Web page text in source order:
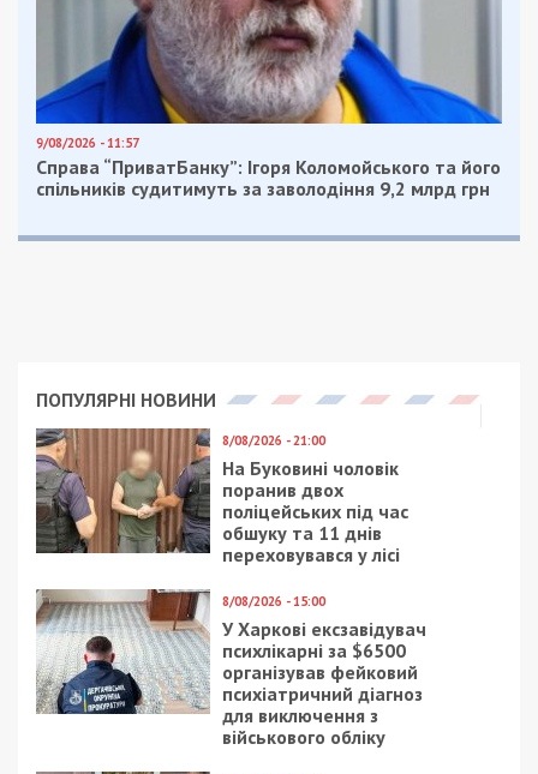
9/08/2026 - 11:57
Справа “ПриватБанку”: Ігоря Коломойського та його
спільників судитимуть за заволодіння 9,2 млрд грн
ПОПУЛЯРНІ НОВИНИ
8/08/2026 - 21:00
На Буковині чоловік
поранив двох
поліцейських під час
обшуку та 11 днів
переховувався у лісі
8/08/2026 - 15:00
У Харкові ексзавідувач
психлікарні за $6500
організував фейковий
психіатричний діагноз
для виключення з
військового обліку